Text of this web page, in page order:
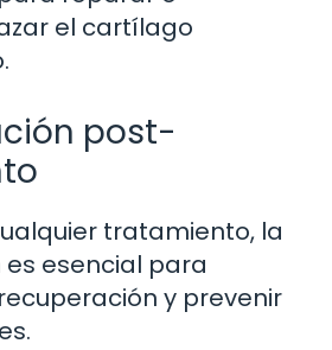
el cartílago
post-
tratamiento, la
esencial para
y prevenir